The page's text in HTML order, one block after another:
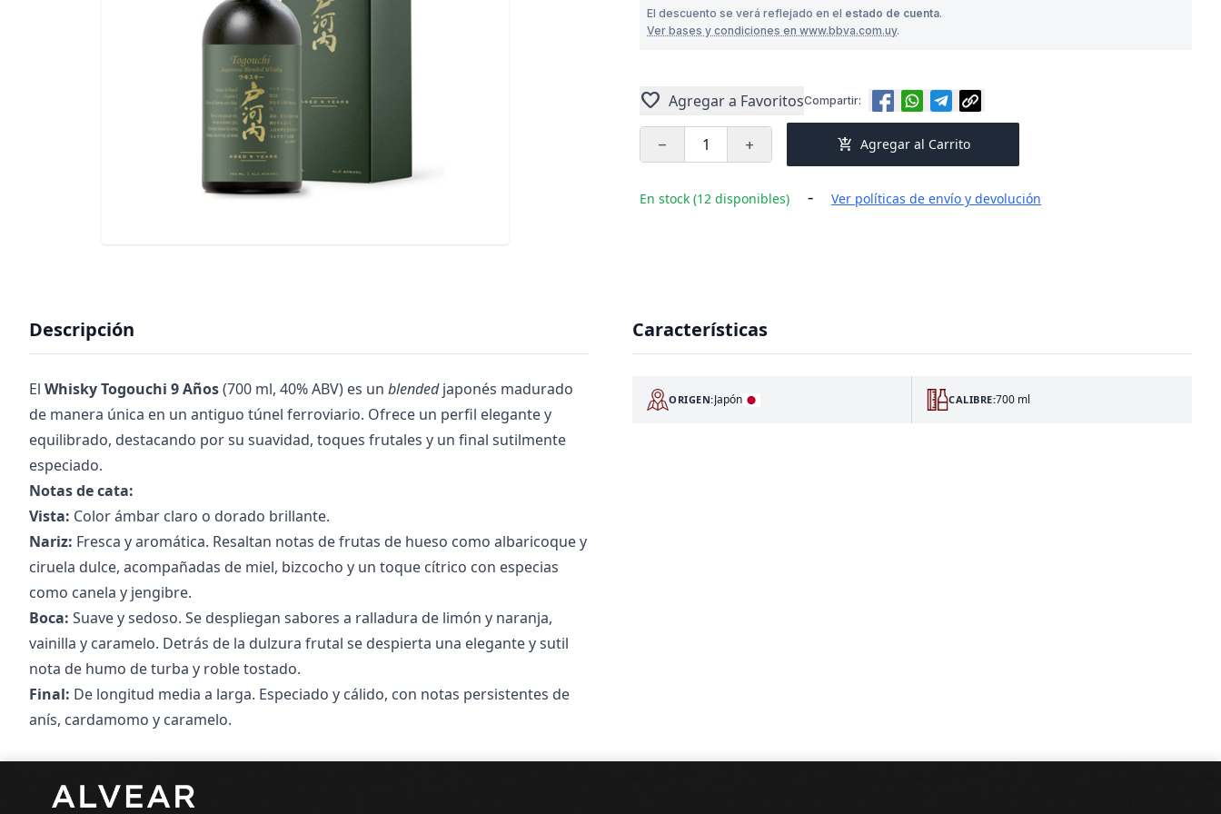
El descuento se verá reflejado en el estado de cuenta.
Ver bases y condiciones en www.bbva.com.uy.
Compartir:
favorite Agregar a Favoritos
remove add add_shopping_cart Agregar al Carrito
En stock (12 disponibles) - Ver políticas de envío y devolución
Descripción
El Whisky Togouchi 9 Años(700 ml, 40% ABV) es un blendedjaponés madurado
de manera única en un antiguo túnel ferroviario. Ofrece un perfil elegante y
equilibrado, destacando por su suavidad, toques frutales y un final sutilmente
especiado.
Notas de cata:
Vista: Color ámbar claro o dorado brillante.
Nariz: Fresca y aromática. Resaltan notas de frutas de hueso como albaricoque y
ciruela dulce, acompañadas de miel, bizcocho y un toque cítrico con especias
como canela y jengibre.
Boca: Suave y sedoso. Se despliegan sabores a ralladura de limón y naranja,
vainilla y caramelo. Detrás de la dulzura frutal se despierta una elegante y sutil
nota de humo de turba y roble tostado.
Final: De longitud media a larga. Especiado y cálido, con notas persistentes de
anís, cardamomo y caramelo.
Características
ORIGEN:Japón CALIBRE:700 ml